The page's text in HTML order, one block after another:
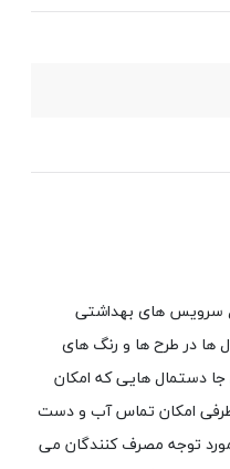
سرویس های بهداشتی
ها در طرح ها و رنگ های
دستمال هایی که امکان
طرفی امکان تماس آب و دست
توجه مصرف کنندگان می